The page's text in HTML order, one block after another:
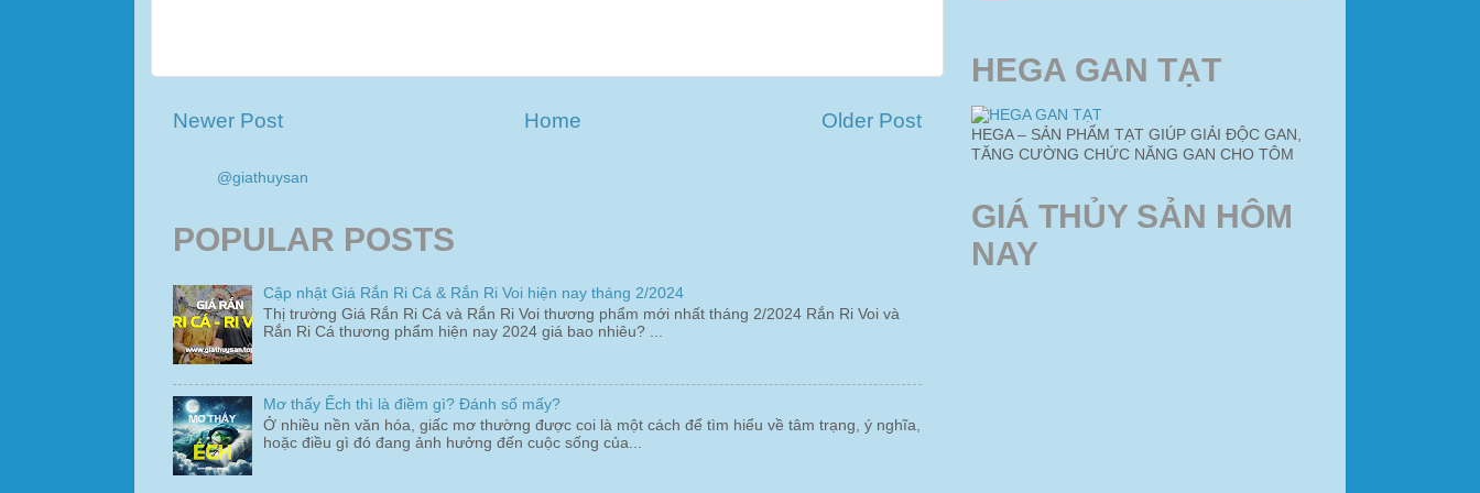
Newer Post Older Post
Home
@giathuysan
POPULAR POSTS
Cập nhật Giá Rắn Ri Cá & Rắn Ri Voi hiện nay tháng 2/2024
Thị trường Giá Rắn Ri Cá và Rắn Ri Voi thương phẩm mới nhất tháng 2/2024 Rắn Ri Voi và
Rắn Ri Cá thương phẩm hiện nay 2024 giá bao nhiêu? ...
Mơ thấy Ếch thì là điềm gì? Đánh số mấy?
Ở nhiều nền văn hóa, giấc mơ thường được coi là một cách để tìm hiểu về tâm trạng, ý nghĩa,
hoặc điều gì đó đang ảnh hưởng đến cuộc sống của...
HEGA GAN TẠT
HEGA – SẢN PHẨM TẠT GIÚP GIẢI ĐỘC GAN,
TĂNG CƯỜNG CHỨC NĂNG GAN CHO TÔM
GIÁ THỦY SẢN HÔM
NAY